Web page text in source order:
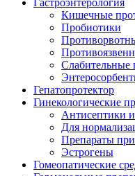
Гастроэнтерология
Кишечные
Пробиотики
Слабительные
Гепатопротектор
Гинекологические
Антисептики
Для
Препараты
Эстрогены
Гомеопатические